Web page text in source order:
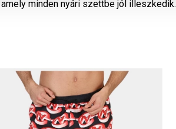
minden nyári szettbe jól illeszkedik.